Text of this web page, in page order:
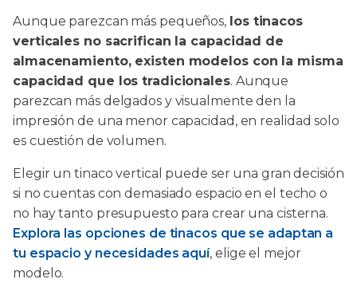
Aunque parezcan más pequeños, los tinacos
verticales no sacrifican la capacidad de
almacenamiento, existen modelos con la misma
capacidad que los tradicionales. Aunque
parezcan más delgados y visualmente den la
impresión de una menor capacidad, en realidad solo
es cuestión de volumen.
Elegir un tinaco vertical puede ser una gran decisión
si no cuentas con demasiado espacio en el techo o
no hay tanto presupuesto para crear una cisterna.
Explora las opciones de tinacos que se adaptan a
tu espacio y necesidades aquí, elige el mejor
modelo.